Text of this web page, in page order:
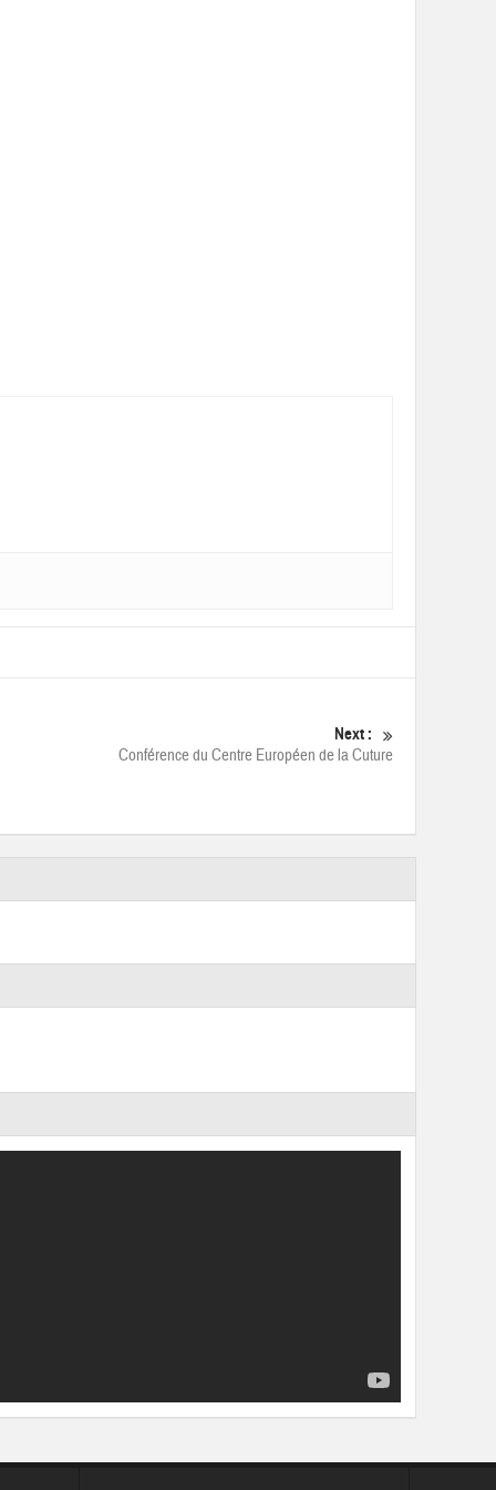
Next :
Conférence du Centre Européen de la Cuture